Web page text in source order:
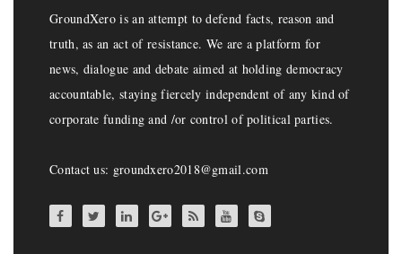
GroundXero is an attempt to defend facts, reason and
truth, as an act of resistance. We are a platform for
news, dialogue and debate aimed at holding democracy
accountable, staying fiercely independent of any kind of
corporate funding and /or control of political parties.
Contact us: groundxero2018@gmail.com